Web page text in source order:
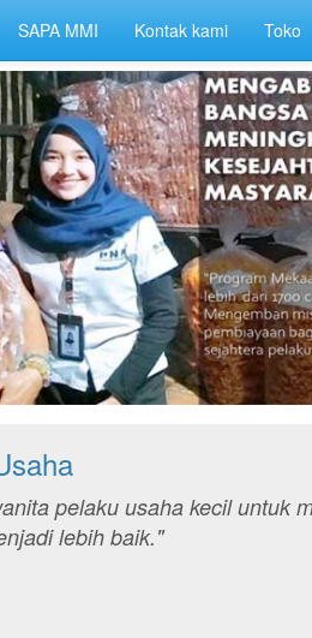
SAPA MMI Kontak kami Toko
pelaku usaha kecil untuk
lebih baik."